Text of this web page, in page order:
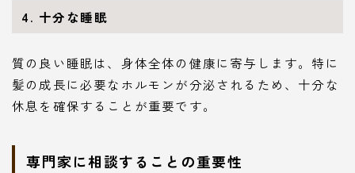
4. 十分な睡眠
質の良い睡眠は、身体全体の健康に寄与します。特に
髪の成長に必要なホルモンが分泌されるため、十分な
休息を確保することが重要です。
専門家に相談することの重要性